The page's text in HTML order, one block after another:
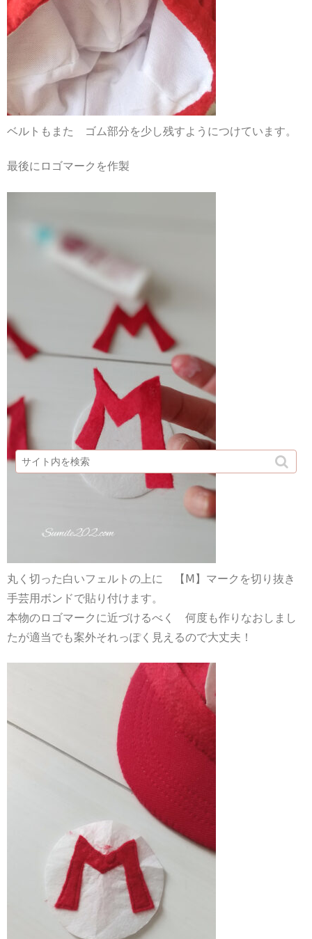
ベルトもまた ゴム部分を少し残すようにつけています。
最後にロゴマークを作製
丸く切った白いフェルトの上に 【Ⅿ】マークを切り抜き
手芸用ボンドで貼り付けます。
本物のロゴマークに近づけるべく 何度も作りなおしまし
たが適当でも案外それっぽく見えるので大丈夫！